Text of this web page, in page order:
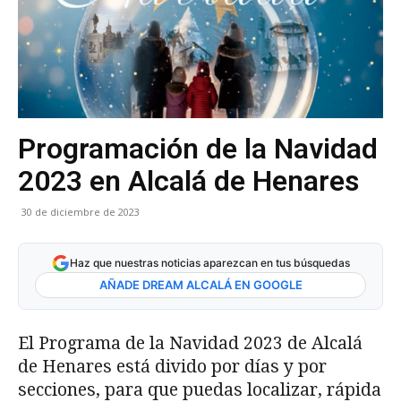
Programación de la Navidad
2023 en Alcalá de Henares
30 de diciembre de 2023
Haz que nuestras noticias aparezcan en tus búsquedas
AÑADE DREAM ALCALÁ EN GOOGLE
El Programa de la Navidad 2023 de Alcalá
de Henares está divido por días y por
secciones, para que puedas localizar, rápida